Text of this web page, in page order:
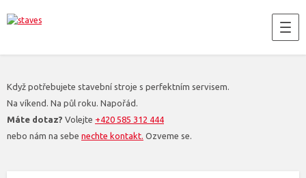
Když potřebujete stavební stroje s perfektním servisem.
Na víkend. Na půl roku. Napořád.
Máte dotaz? Volejte +420 585 312 444
nebo nám na sebe nechte kontakt. Ozveme se.